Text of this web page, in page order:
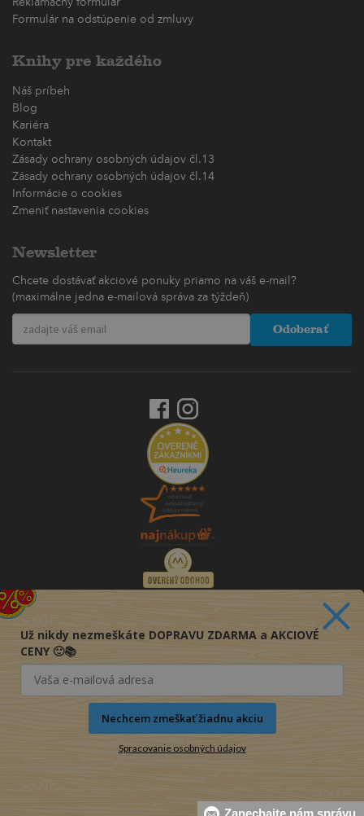
Reklamačný formulár
Formulár na odstúpenie od zmluvy
Knihy pre každého
Náš príbeh
Blog
Kariéra
Kontakt
Zásady ochrany osobných údajov čl.13
Zásady ochrany osobných údajov čl.14
Informácie o cookies
Zmeniť nastavenia cookies
Newsletter
Chcete dostávať akciové ponuky priamo na váš e-mail?
(maximálne jedna e-mailová správa za týždeň)
Odoberať
Zanechajte nám správu
Už nikdy nezmeškáte DOPRAVU ZDARMA a AKCIOVÉ
CENY 🙂📚
Nechcem zmeškať žiadnu akciu
Spracovanie osobných údajov